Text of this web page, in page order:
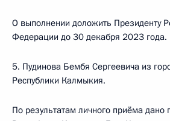
О выполнении доложить Президенту
Федерации до 30 декабря 2023 года.
5. Пудинова Бембя Сергеевича из
Республики Калмыкия.
По результатам личного приёма дано